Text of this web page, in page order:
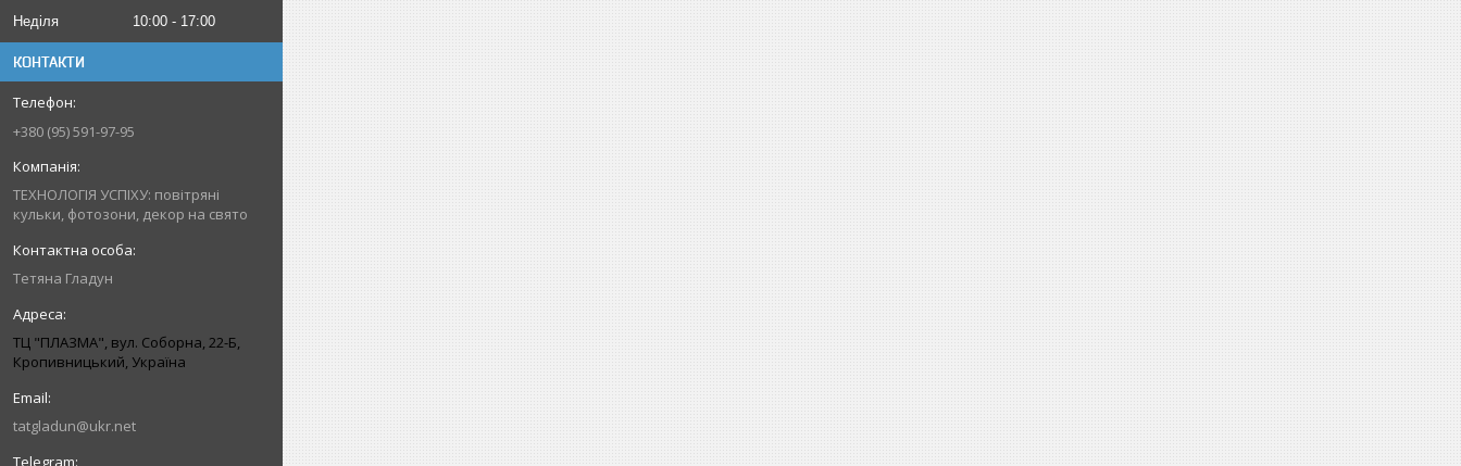
Неділя
10:00 17:00
КОНТАКТИ
+380 (95) 591-97-95
ТЕХНОЛОГІЯ УСПІХУ: повітряні
кульки, фотозони, декор на свято
Тетяна Гладун
ТЦ "ПЛАЗМА", вул. Соборна, 22-Б,
Кропивницький, Україна
tatgladun@ukr.net